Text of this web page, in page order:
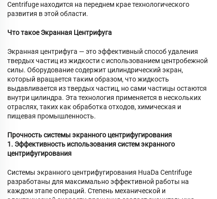
Centrifuge находится на переднем крае технологического
развития в этой области.
Что такое Экранная Центрифуга
Экранная центрифуга — это эффективный способ удаления
твердых частиц из жидкости с использованием центробежной
силы. Оборудование содержит цилиндрический экран,
который вращается таким образом, что жидкость
выдавливается из твердых частиц, но сами частицы остаются
внутри цилиндра. Эта технология применяется в нескольких
отраслях, таких как обработка отходов, химическая и
пищевая промышленность.
Прочность системы экранного центрифугирования
1. Эффективность использования систем экранного
центрифугирования
Системы экранного центрифугирования HuaDa Centrifuge
разработаны для максимально эффективной работы на
каждом этапе операций. Степень механической и